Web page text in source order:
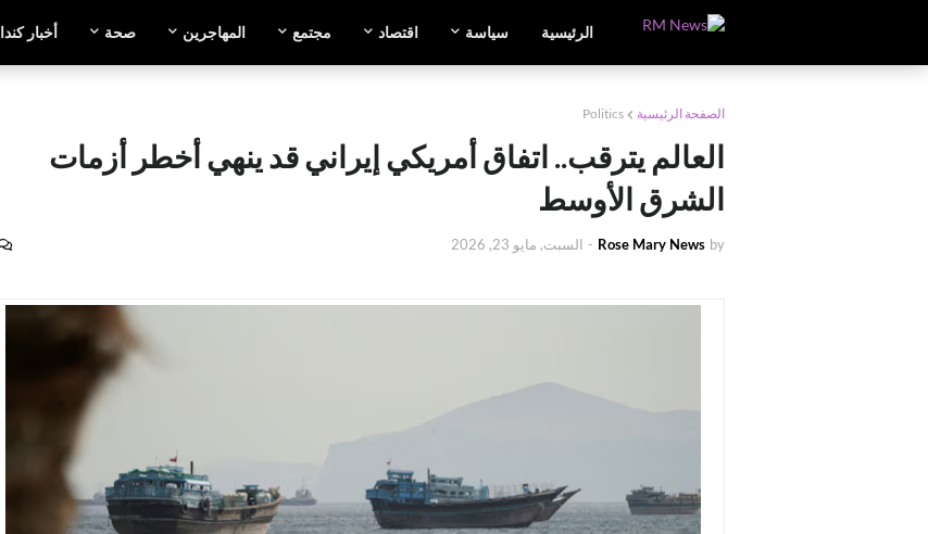
الرئيسية سياسة اقتصاد مجتمع المهاجرين صحة أخبار كندا
الصفحة الرئيسية Politics
العالم يترقب.. اتفاق أمريكي إيراني قد ينهي أخطر أزمات
الشرق الأوسط
by
Rose Mary News
- السبت, مايو 23, 2026